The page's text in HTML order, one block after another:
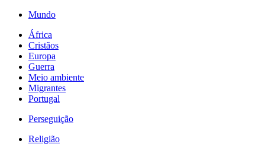
Mundo
África
Cristãos
Europa
Guerra
Meio ambiente
Migrantes
Portugal
Perseguição
Religião